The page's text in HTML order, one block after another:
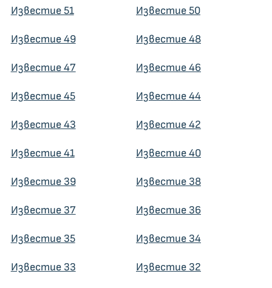
Известие 51 Известие 50
Известие 49 Известие 48
Известие 47 Известие 46
Известие 45 Известие 44
Известие 43 Известие 42
Известие 41 Известие 40
Известие 39 Известие 38
Известие 37 Известие 36
Известие 35 Известие 34
Известие 33 Известие 32